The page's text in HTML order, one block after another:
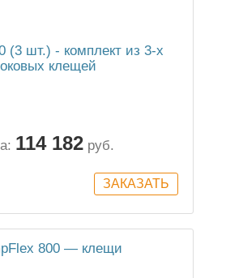
(3 шт.) - комплект из 3-х
клещей
114 182 руб.